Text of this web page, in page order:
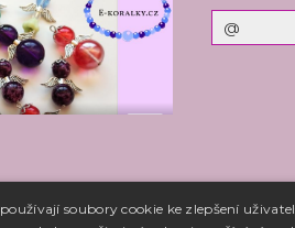
Copyright ©
soubory cookie ke zlepšení